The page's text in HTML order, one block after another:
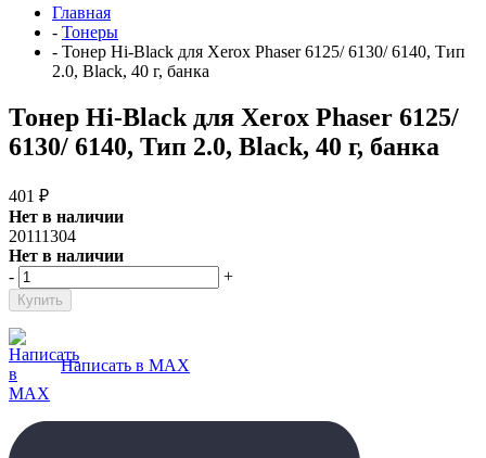
Главная
- Тонеры
- Тонер Hi-Black для Xerox Phaser 6125/ 6130/ 6140, Тип
2.0, Black, 40 г, банка
Тонер Hi-Black для Xerox Phaser 6125/
6130/ 6140, Тип 2.0, Black, 40 г, банка
401 ₽
Нет в наличии
20111304
Нет в наличии
-
+
Написать в MAX